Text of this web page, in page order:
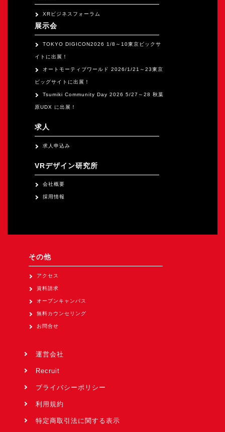
XRビジネスフォーラム
展示会
TOKYO DIGICON2026 1/8～10東京ビックサ
イトに出展！
オートモーティブワールド 2026/1/21～23東京
ビッグサイトに出展！
Tsumiki Community Day 2026 5/27～28 秋葉
原UDX に出展！
求人
求人申込み
VRデザイン研究所
会社概要
採用情報
その他
アクセス
資料請求
オープンキャンパス
無料カウンセリング
お問合せ
運営会社
Recruit
プライバシーポリシー
利用規約
特定商取引法に関する表示